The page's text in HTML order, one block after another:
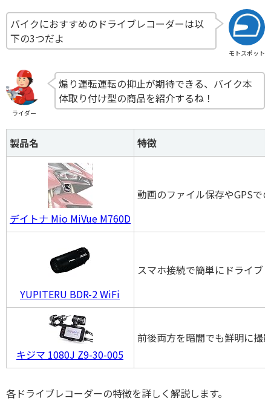
モトスポット
バイクにおすすめのドライブレコーダーは以
下の3つだよ
ライダー
煽り運転運転の抑止が期待できる、バイク本
体取り付け型の商品を紹介するね！
製品名 特徴
デイトナ Mio MiVue M760D
動画のファイル保存やGPSで
YUPITERU BDR-2 WiFi
スマホ接続で簡単にドライブ
キジマ 1080J Z9-30-005
前後両方を暗闇でも鮮明に撮
各ドライブレコーダーの特徴を詳しく解説します。